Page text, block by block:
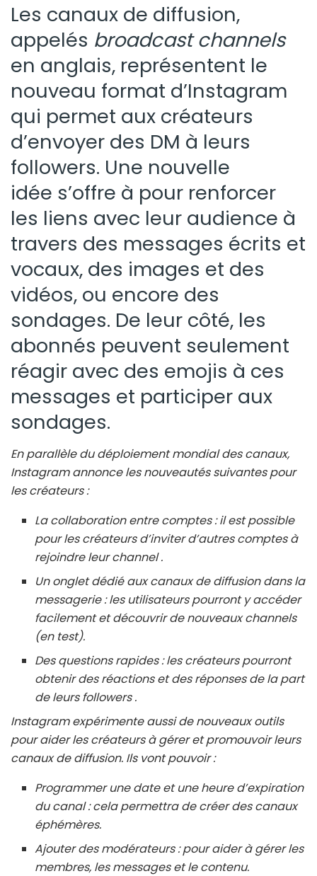
Les canaux de diffusion,
appelés broadcast channels
en anglais, représentent le
nouveau format d’Instagram
qui permet aux créateurs
d’envoyer des DM à leurs
followers. Une nouvelle
idée s’offre à pour renforcer
les liens avec leur audience à
travers des messages écrits et
vocaux, des images et des
vidéos, ou encore des
sondages. De leur côté, les
abonnés peuvent seulement
réagir avec des emojis à ces
messages et participer aux
sondages.
En parallèle du déploiement mondial des canaux,
Instagram annonce les nouveautés suivantes pour
les créateurs :
La collaboration entre comptes : il est possible
pour les créateurs d’inviter d’autres comptes à
rejoindre leur channel .
Un onglet dédié aux canaux de diffusion dans la
messagerie : les utilisateurs pourront y accéder
facilement et découvrir de nouveaux channels
(en test).
Des questions rapides : les créateurs pourront
obtenir des réactions et des réponses de la part
de leurs followers .
Instagram expérimente aussi de nouveaux outils
pour aider les créateurs à gérer et promouvoir leurs
canaux de diffusion. Ils vont pouvoir :
Programmer une date et une heure d’expiration
du canal : cela permettra de créer des canaux
éphémères.
Ajouter des modérateurs : pour aider à gérer les
membres, les messages et le contenu.